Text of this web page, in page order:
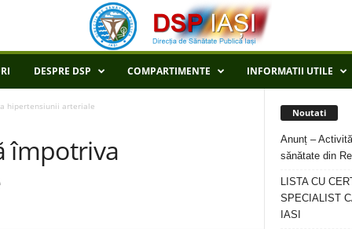
DESPRE DSP COMPARTIMENTE INFORMATII UTILE
hipertensiunii arteriale
împotriva
Noutati
Anunț –
sănătate din
LISTA CU
SPECIALIST
IASI